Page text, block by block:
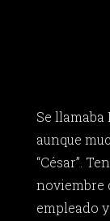
Se
aunque
“César”.
noviembre
empleado